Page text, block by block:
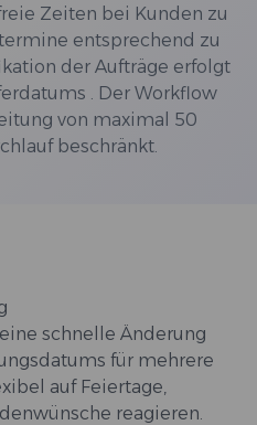
Zeiten bei Kunden zu
entsprechend zu
der Aufträge erfolgt
. Der Workflow
von maximal 50
beschränkt.
schnelle Änderung
für mehrere
auf Feiertage,
reagieren.